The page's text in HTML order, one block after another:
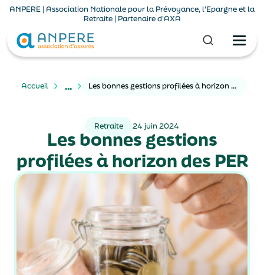
ANPERE | Association Nationale pour la Prévoyance, l'Epargne et la
Retraite | Partenaire d'AXA
Accueil ... Les bonnes gestions profilées à horizon des PER
Retraite 24 juin 2024
Les bonnes gestions
profilées à horizon des PER